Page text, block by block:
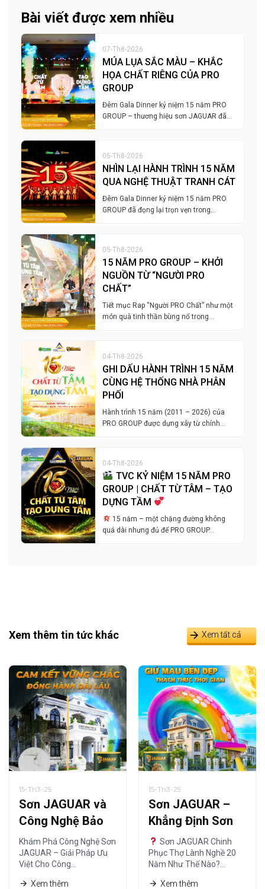
Bài viết được xem nhiều
07-Th8-2026
MÚA LỤA SẮC MÀU – KHẮC
HỌA CHẤT RIÊNG CỦA PRO
GROUP
Đêm Gala Dinner kỷ niệm 15 năm PRO
GROUP – thương hiệu sơn JAGUAR đã…
05-Th8-2026
NHÌN LẠI HÀNH TRÌNH 15 NĂM
QUA NGHỆ THUẬT TRANH CÁT
Đêm Gala Dinner kỷ niệm 15 năm PRO
GROUP đã đọng lại trọn vẹn trong…
05-Th8-2026
15 NĂM PRO GROUP – KHỞI
NGUỒN TỪ “NGƯỜI PRO
CHẤT”
Tiết mục Rap “Người PRO Chất” như một
món quà tinh thần bùng nổ trong…
04-Th8-2026
GHI DẤU HÀNH TRÌNH 15 NĂM
CÙNG HỆ THỐNG NHÀ PHÂN
PHỐI
Hành trình 15 năm (2011 – 2026) của
PRO GROUP được dựng xây từ chính…
04-Th8-2026
TVC KỶ NIỆM 15 NĂM PRO
GROUP | CHẤT TỪ TÂM – TẠO
DỰNG TẦM
15 năm – một chặng đường không
quá dài nhưng đủ để PRO GROUP…
Xem thêm tin tức khác Xem tất cả
15-Th3-25
Sơn JAGUAR và
Công Nghệ Bảo
Vệ – Giải Pháp Tối
Ưu
Khám Phá Công Nghệ Sơn
JAGUAR – Giải Pháp Ưu
Việt Cho Công…
Xem thêm
15-Th3-25
Sơn JAGUAR –
Khẳng Định Sơn
Chất Lượng
Chuẩn Thợ Lành
Nghề
Sơn JAGUAR Chinh
Phục Thợ Lành Nghề 20
Năm Như Thế Nào?…
Xem thêm